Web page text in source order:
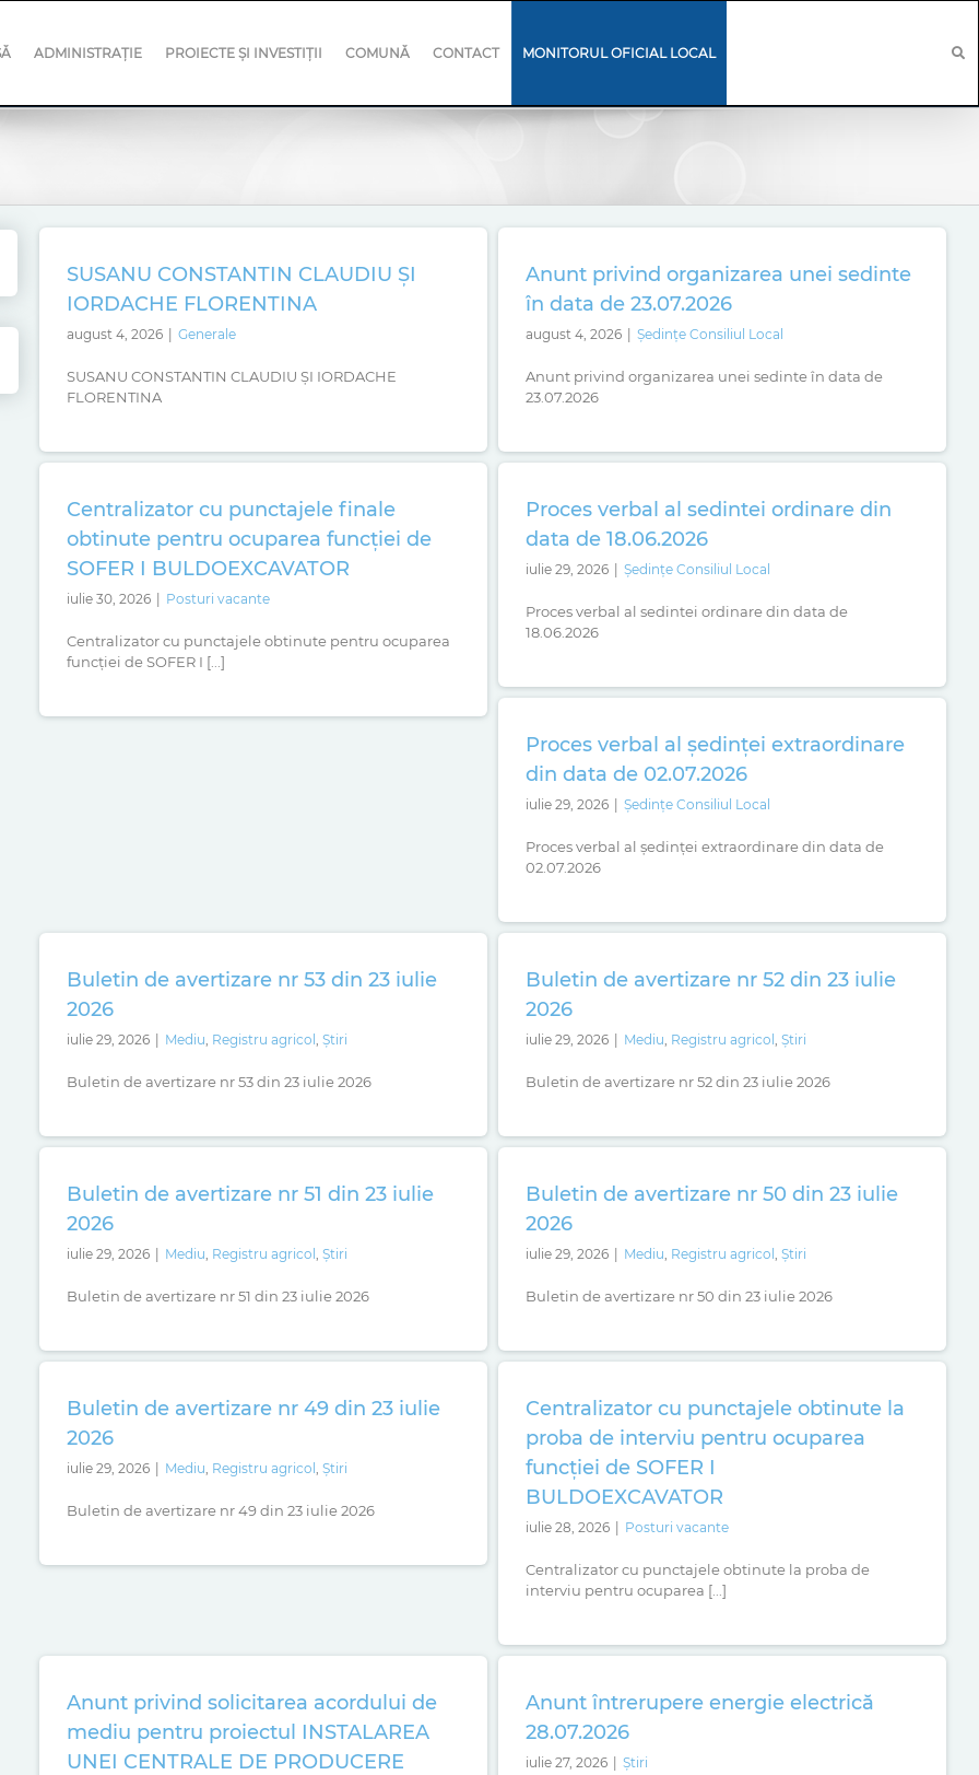
ADMINISTRAȚIE PROIECTE ȘI INVESTIȚII COMUNĂ CONTACT MONITORUL OFICIAL LOCAL
SUSANU CONSTANTIN CLAUDIU ȘI
IORDACHE FLORENTINA
august 4, 2026 Generale
SUSANU CONSTANTIN CLAUDIU ȘI IORDACHE
FLORENTINA
Anunt privind organizarea unei sedinte
în data de 23.07.2026
august 4, 2026 Ședințe Consiliul Local
Anunt privind organizarea unei sedinte în data de
23.07.2026
Centralizator cu punctajele finale
obtinute pentru ocuparea funcției de
SOFER I BULDOEXCAVATOR
iulie 30, 2026 Posturi vacante
Centralizator cu punctajele obtinute pentru ocuparea
funcției de SOFER I [...]
Proces verbal al sedintei ordinare din
data de 18.06.2026
iulie 29, 2026 Ședințe Consiliul Local
Proces verbal al sedintei ordinare din data de
18.06.2026
Proces verbal al ședinței extraordinare
din data de 02.07.2026
iulie 29, 2026 Ședințe Consiliul Local
Proces verbal al ședinței extraordinare din data de
02.07.2026
Buletin de avertizare nr 53 din 23 iulie
2026
iulie 29, 2026 Mediu, Registru agricol,Știri
Buletin de avertizare nr 53 din 23 iulie 2026
Buletin de avertizare nr 52 din 23 iulie
2026
iulie 29, 2026 Mediu, Registru agricol,Știri
Buletin de avertizare nr 52 din 23 iulie 2026
Buletin de avertizare nr 51 din 23 iulie
2026
iulie 29, 2026 Mediu, Registru agricol,Știri
Buletin de avertizare nr 51 din 23 iulie 2026
Buletin de avertizare nr 50 din 23 iulie
2026
iulie 29, 2026 Mediu, Registru agricol,Știri
Buletin de avertizare nr 50 din 23 iulie 2026
Buletin de avertizare nr 49 din 23 iulie
2026
iulie 29, 2026 Mediu, Registru agricol,Știri
Buletin de avertizare nr 49 din 23 iulie 2026
Centralizator cu punctajele obtinute la
proba de interviu pentru ocuparea
funcției de SOFER I
BULDOEXCAVATOR
iulie 28, 2026 Posturi vacante
Centralizator cu punctajele obtinute la proba de
interviu pentru ocuparea [...]
Anunt privind solicitarea acordului de
mediu pentru proiectul INSTALAREA
UNEI CENTRALE DE PRODUCERE
Anunt întrerupere energie electrică
28.07.2026
iulie 27, 2026 Știri